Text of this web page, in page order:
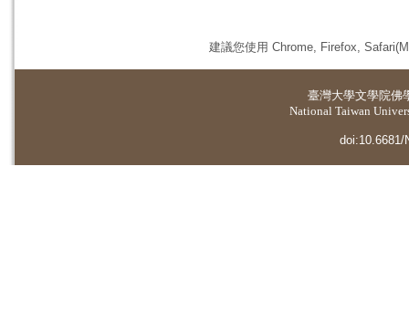
建議您使用 Chrome, Firefox,
臺灣大學文學院佛
National Taiwan
doi:10.6681/